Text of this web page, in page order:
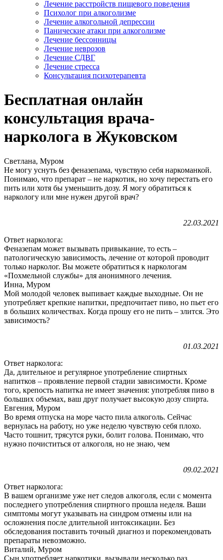
Лечение расстройств пищевого поведения
Психолог при алкоголизме
Лечение алкогольной депрессии
Панические атаки при алкоголизме
Лечение бессонницы
Лечение неврозов
Лечение СДВГ
Лечение стресса
Консультация психотерапевта
Бесплатная онлайн
консультация врача-
нарколога в Жуковском
Светлана, Муром
Не могу уснуть без феназепама, чувствую себя наркоманкой.
Понимаю, что препарат – не наркотик, но хочу перестать его
пить или хотя бы уменьшить дозу. Я могу обратиться к
наркологу или мне нужен другой врач?
22.03.2021
Ответ нарколога:
Феназепам может вызывать привыкание, то есть –
патологическую зависимость, лечение от которой проводит
только нарколог. Вы можете обратиться к наркологам
«Похмельной службы» для анонимного лечения.
Инна, Муром
Мой молодой человек выпивает каждые выходные. Он не
употребляет крепкие напитки, предпочитает пиво, но пьет его
в больших количествах. Когда прошу его не пить – злится. Это
зависимость?
01.03.2021
Ответ нарколога:
Да, длительное и регулярное употребление спиртных
напитков – проявление первой стадии зависимости. Кроме
того, крепость напитка не имеет значения: употребляя пиво в
больших объемах, ваш друг получает высокую дозу спирта.
Евгения, Муром
Во время отпуска на море часто пила алкоголь. Сейчас
вернулась на работу, но уже неделю чувствую себя плохо.
Часто тошнит, трясутся руки, болит голова. Понимаю, что
нужно почиститься от алкоголя, но не знаю, чем
09.02.2021
Ответ нарколога:
В вашем организме уже нет следов алкоголя, если с момента
последнего употребления спиртного прошла неделя. Ваши
симптомы могут указывать на синдром отмены или на
осложнения после длительной интоксикации. Без
обследования поставить точный диагноз и порекомендовать
препараты невозможно.
Виталий, Муром
Сын употребляет наркотики, вызывали несколько раз